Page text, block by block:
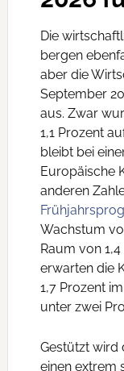
Die
bergen
aber die
September
aus. Zwar
1,1 Prozent
bleibt bei
Europäische
anderen
Wachstum
Raum von
erwarten die
1,7 Prozent
unter zwei
Gestützt wird
einen extrem